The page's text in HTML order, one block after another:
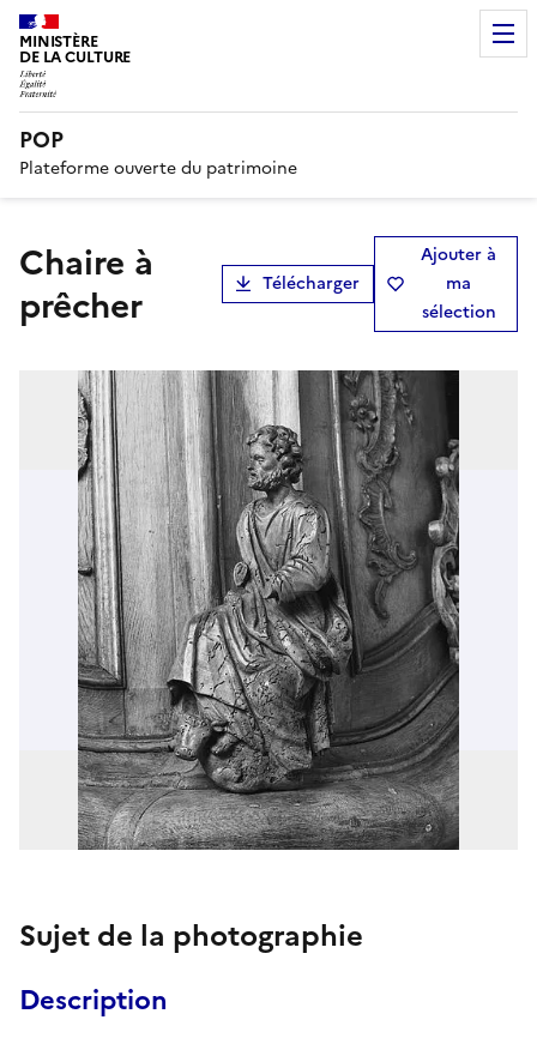
MINISTÈRE
DE LA CULTURE
POP
Plateforme ouverte du patrimoine
chaire à
prêcher
Télécharger
Ajouter à
ma
sélection
Sujet de la photographie
Description